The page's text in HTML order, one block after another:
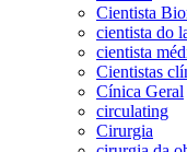
Cientista
cientista do
cientista
Cientistas
Cínica Geral
circulating
Cirurgia